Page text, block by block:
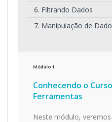
6. Filtrando Dados
7. Manipulação de
Módulo 1
Conhecendo o
Ferramentas
Neste módulo,